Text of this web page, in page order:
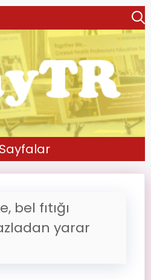
Sayfalar
bel fıtığı
yarar